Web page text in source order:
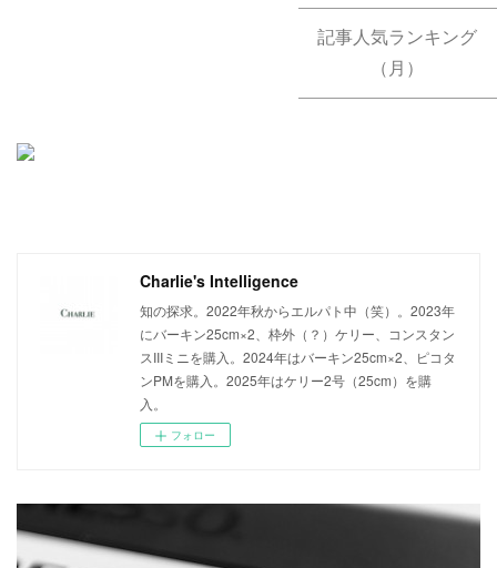
記事人気ランキング
（月）
Charlie's Intelligence
知の探求。2022年秋からエルパト中（笑）。2023年
にバーキン25cm×2、枠外（？）ケリー、コンスタン
スIIIミニを購入。2024年はバーキン25cm×2、ピコタ
ンPMを購入。2025年はケリー2号（25cm）を購
入。
フォロー